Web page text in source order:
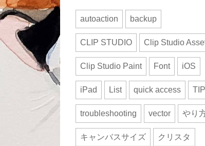
autoaction backup
CLIP STUDIO Clip Studio
Clip Studio Paint Font iOS
iPad List quick access
troubleshooting vector やり
キャンバスサイズ クリスタ